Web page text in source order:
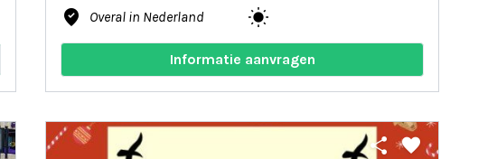
where_to_vote Overal in Nederland wb_sunny
Informatie aanvragen
share favorite